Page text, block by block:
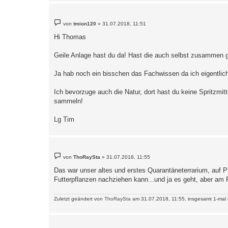
e
i
a
g
vontmion120 »31.07.2018, 11:51
Hi Thomas
Geile Anlage hast du da! Hast die auch selbst zusammen
Ja hab noch ein bisschen das Fachwissen da ich
Ich bevorzuge auch die Natur, dort hast du keine
sammeln!
Lg Tim
e
t
r
vonThoRaySta »31.07.2018, 11:55
Das war unser altes und erstes Quarantäneterrarium, auf
Futterpflanzen nachziehen kann...und ja es geht, aber am
Zuletzt geändert von ThoRaySta am 31.07.2018, 11:55, insgesamt 1-mal